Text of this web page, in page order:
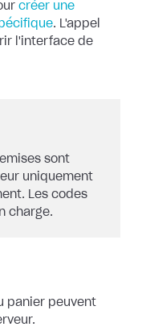
créer une
. L'appel
l'interface de
sont
uniquement
Les codes
charge.
panier peuvent